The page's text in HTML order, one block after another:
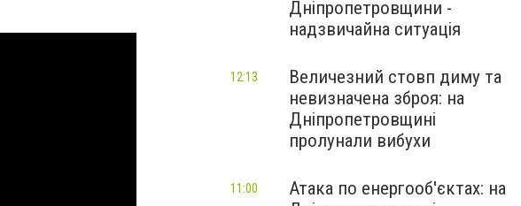
Дніпропетровщини -
надзвичайна ситуація
Величезний стовп диму та
невизначена зброя: на
Дніпропетровщині
пролунали вибухи
12:13
Атака по енергооб'єктах: на
11:00